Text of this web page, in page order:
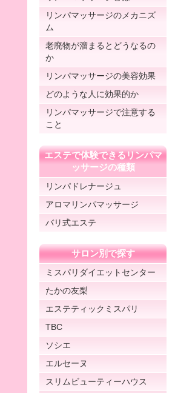
リンパマッサージのメカニズ
ム
老廃物が溜まるとどうなるの
か
リンパマッサージの美容効果
どのような人に効果的か
リンパマッサージで注意する
こと
エステで体験できるリンパマ
ッサージの種類
リンパドレナージュ
アロマリンパマッサージ
バリ式エステ
サロン別で探す
ミスパリダイエットセンター
たかの友梨
エステティックミスパリ
TBC
ソシエ
エルセーヌ
スリムビューティーハウス